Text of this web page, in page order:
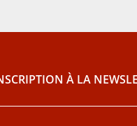
À LA